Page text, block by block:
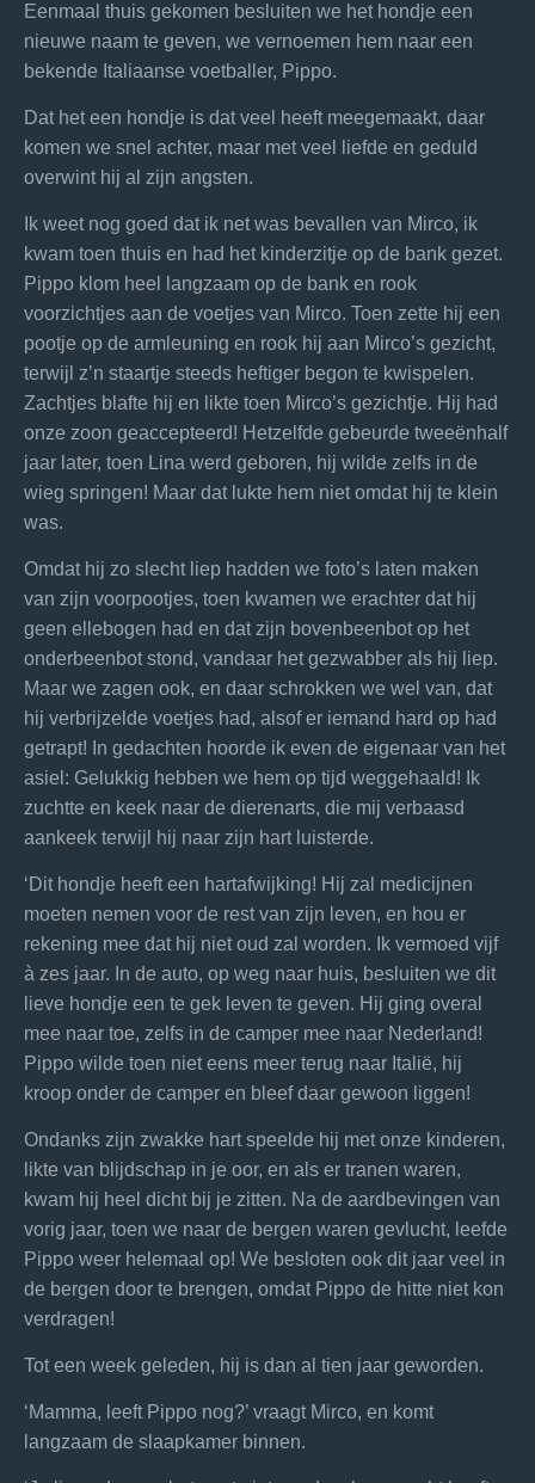
Eenmaal thuis gekomen besluiten we het hondje een
nieuwe naam te geven, we vernoemen hem naar een
bekende Italiaanse voetballer, Pippo.
Dat het een hondje is dat veel heeft meegemaakt, daar
komen we snel achter, maar met veel liefde en geduld
overwint hij al zijn angsten.
Ik weet nog goed dat ik net was bevallen van Mirco, ik
kwam toen thuis en had het kinderzitje op de bank gezet.
Pippo klom heel langzaam op de bank en rook
voorzichtjes aan de voetjes van Mirco. Toen zette hij een
pootje op de armleuning en rook hij aan Mirco’s gezicht,
terwijl z’n staartje steeds heftiger begon te kwispelen.
Zachtjes blafte hij en likte toen Mirco’s gezichtje. Hij had
onze zoon geaccepteerd! Hetzelfde gebeurde tweeënhalf
jaar later, toen Lina werd geboren, hij wilde zelfs in de
wieg springen! Maar dat lukte hem niet omdat hij te klein
was.
Omdat hij zo slecht liep hadden we foto’s laten maken
van zijn voorpootjes, toen kwamen we erachter dat hij
geen ellebogen had en dat zijn bovenbeenbot op het
onderbeenbot stond, vandaar het gezwabber als hij liep.
Maar we zagen ook, en daar schrokken we wel van, dat
hij verbrijzelde voetjes had, alsof er iemand hard op had
getrapt! In gedachten hoorde ik even de eigenaar van het
asiel: Gelukkig hebben we hem op tijd weggehaald! Ik
zuchtte en keek naar de dierenarts, die mij verbaasd
aankeek terwijl hij naar zijn hart luisterde.
‘Dit hondje heeft een hartafwijking! Hij zal medicijnen
moeten nemen voor de rest van zijn leven, en hou er
rekening mee dat hij niet oud zal worden. Ik vermoed vijf
à zes jaar. In de auto, op weg naar huis, besluiten we dit
lieve hondje een te gek leven te geven. Hij ging overal
mee naar toe, zelfs in de camper mee naar Nederland!
Pippo wilde toen niet eens meer terug naar Italië, hij
kroop onder de camper en bleef daar gewoon liggen!
Ondanks zijn zwakke hart speelde hij met onze kinderen,
likte van blijdschap in je oor, en als er tranen waren,
kwam hij heel dicht bij je zitten. Na de aardbevingen van
vorig jaar, toen we naar de bergen waren gevlucht, leefde
Pippo weer helemaal op! We besloten ook dit jaar veel in
de bergen door te brengen, omdat Pippo de hitte niet kon
verdragen!
Tot een week geleden, hij is dan al tien jaar geworden.
‘Mamma, leeft Pippo nog?’ vraagt Mirco, en komt
langzaam de slaapkamer binnen.